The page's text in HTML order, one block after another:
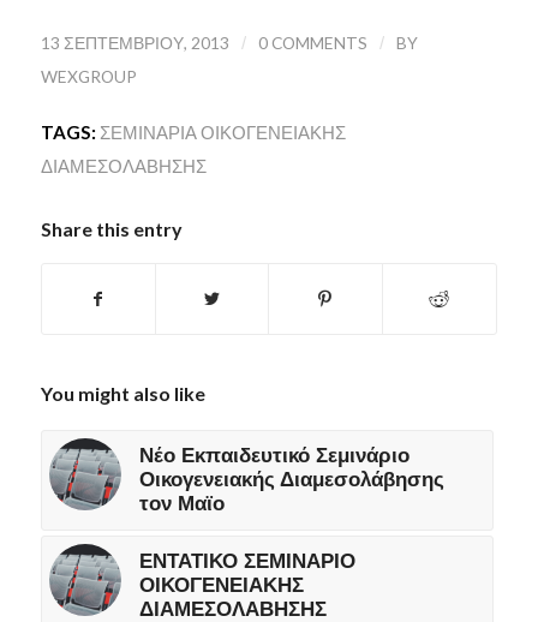
13 ΣΕΠΤΕΜΒΡΊΟΥ, 2013 / 0 COMMENTS /
BY
WEXGROUP
TAGS: ΣΕΜΙΝΆΡΙΑ ΟΙΚΟΓΕΝΕΙΑΚΉΣ
ΔΙΑΜΕΣΟΛΆΒΗΣΗΣ
Share this entry
You might also like
Νέο Εκπαιδευτικό Σεμινάριο
Οικογενειακής Διαμεσολάβησης
τον Μαϊο
ΕΝΤΑΤΙΚΟ ΣΕΜΙΝΑΡΙΟ
ΟΙΚΟΓΕΝΕΙΑΚΗΣ
ΔΙΑΜΕΣΟΛΑΒΗΣΗΣ